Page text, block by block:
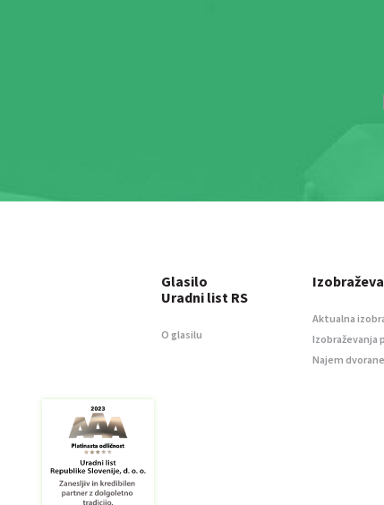
Glasilo
Uradni list RS
O glasilu
Aktualna
Izobraževanja
Najem dvorane